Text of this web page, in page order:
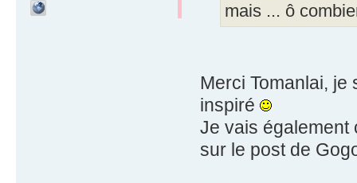
mais ... ô
Merci Tomanlai,
inspiré
Je vais également
sur le post de